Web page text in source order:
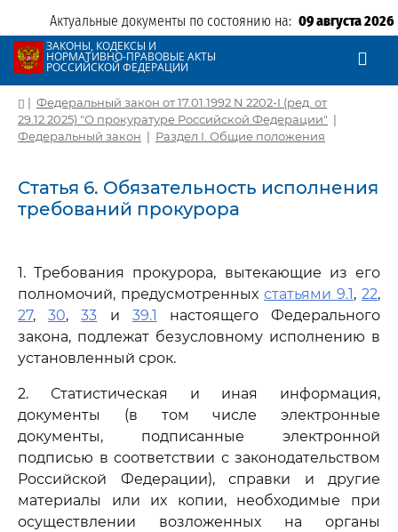
Актуальные документы по состоянию на: 09 августа 2026
ЗАКОНЫ, КОДЕКСЫ И
НОРМАТИВНО-ПРАВОВЫЕ АКТЫ
РОССИЙСКОЙ ФЕДЕРАЦИИ
| Федеральный закон от 17.01.1992 N 2202-I (ред. от
29.12.2025) "О прокуратуре Российской Федерации" |
Федеральный закон | Раздел I. Общие положения
Статья 6. Обязательность исполнения
требований прокурора
1. Требования прокурора, вытекающие из его
полномочий, предусмотренных статьями 9.1, 22,
27,30,33 и 39.1 настоящего Федерального
закона, подлежат безусловному исполнению в
установленный срок.
2. Статистическая и иная информация,
документы (в том числе электронные
документы, подписанные электронной
подписью в соответствии с законодательством
Российской Федерации), справки и другие
материалы или их копии, необходимые при
осуществлении возложенных на органы